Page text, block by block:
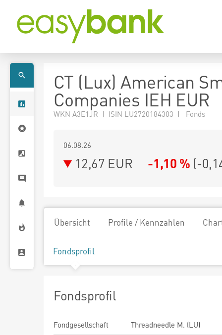
CT (Lux) American
Companies IEH EUR
WKN A3E1JR | ISIN LU2720184303 | Fonds
06.08.26
12,67 EUR -1,10 % (-
Übersicht Profile / Kennzahlen
Fondsprofil
Fondsprofil
Fondgesellschaft
Threadneedle M. (LU)